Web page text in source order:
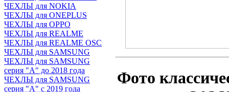
ЧЕХЛЫ для NOKIA
ЧЕХЛЫ для ONEPLUS
ЧЕХЛЫ для OPPO
ЧЕХЛЫ для REALME
ЧЕХЛЫ для REALME OSC
ЧЕХЛЫ для SAMSUNG
ЧЕХЛЫ для SAMSUNG
серия "A" до 2018 года
ЧЕХЛЫ для SAMSUNG
серия "A" с 2019 года
Фото